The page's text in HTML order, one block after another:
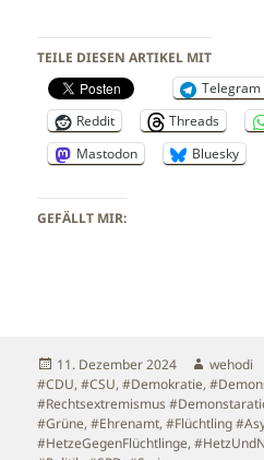
TEILE DIESEN ARTIKEL MIT
Telegram
Reddit
Threads
Mastodon
Bluesky
GEFÄLLT MIR:
Veröffentlicht
am
11. Dezember 2024 Autor
wehodi
#CDU,#CSU,#Demokratie,
#Rechtsextremismus
#Grüne,#Ehrenamt,#Flüchtling
#HetzeGegenFlüchtlinge,